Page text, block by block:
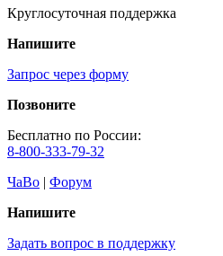
Круглосуточная поддержка
Напишите
Запрос через форму
Позвоните
Бесплатно по России:
8-800-333-79-32
ЧаВо | Форум
Напишите
Задать вопрос в поддержку